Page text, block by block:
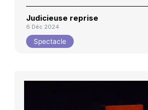
Judicieuse reprise
6 Déc 2024
Spectacle